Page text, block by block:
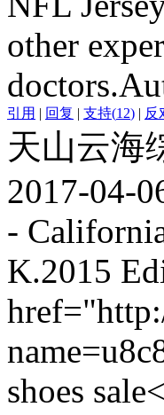
other
引用 | 回复 | 支持(12) | 反
天山云海
2017-04-
-
K.2015
shoes